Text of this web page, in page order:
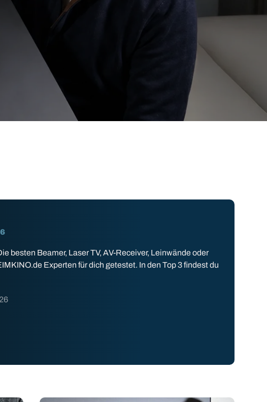
besten Beamer, Laser TV, AV-Receiver, Leinwände oder
Experten für dich getestet. In den Top 3 findest du